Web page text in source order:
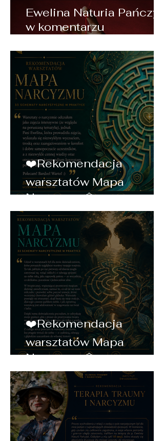
Ewelina Naturia Pańczyk
w komentarzu
emocjonalnym i
manipulacji dla NaTemat
❤️Rekomendacja
warsztatów Mapa
Narcyzmu💠❤️
❤️Rekomendacja
warsztatów Mapa
Narcyzmu💠❤️